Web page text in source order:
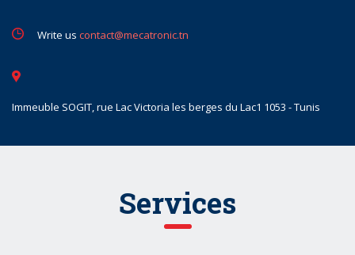
Write us contact@mecatronic.tn
Immeuble SOGIT, rue Lac Victoria les berges du Lac1 1053 - Tunis
Services